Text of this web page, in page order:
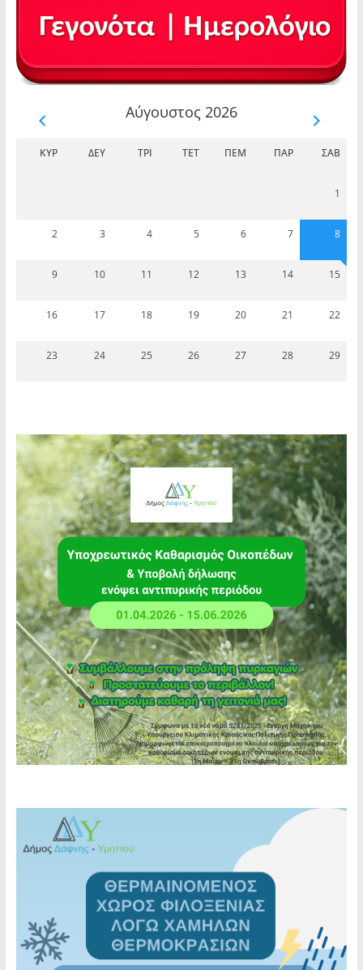
Αύγουστος 2026
ΚΥΡ ΔΕΥ ΤΡΊ ΤΕΤ ΠΈΜ ΠΑΡ ΣΆΒ
1
2 3 4 5 6 7 8
9 10 11 12 13 14 15
16 17 18 19 20 21 22
23 24 25 26 27 28 29